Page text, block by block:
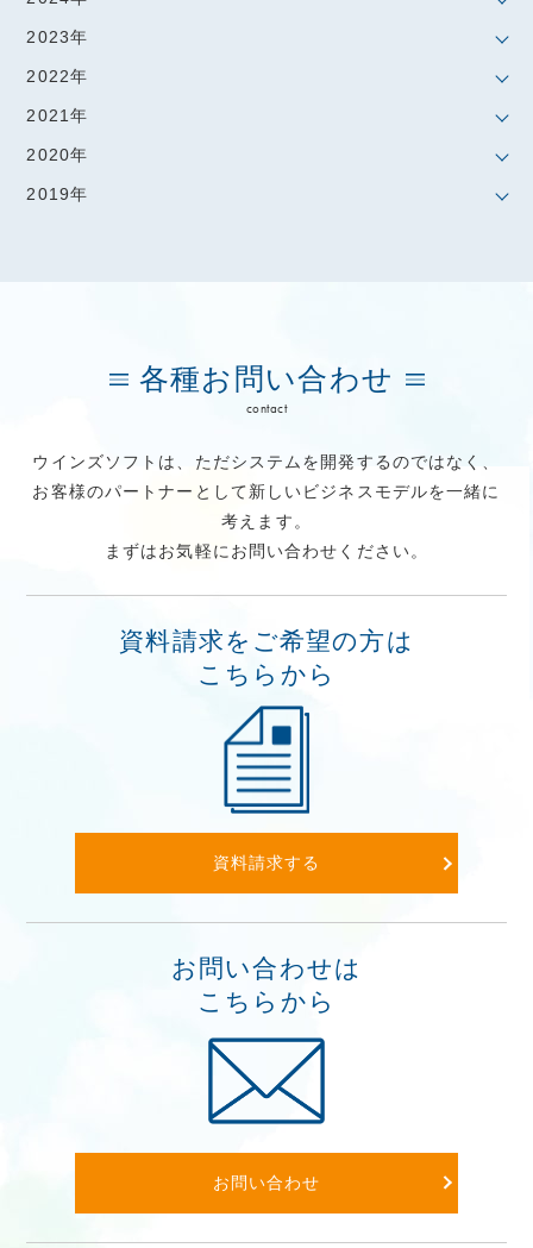
2023年
2022年
2021年
2020年
2019年
各種お問い合わせ
contact
ウインズソフトは、ただシステムを開発するのではなく、
お客様のパートナーとして新しいビジネスモデルを一緒に
考えます。
まずはお気軽にお問い合わせください。
資料請求をご希望の方は
こちらから
資料請求する
お問い合わせは
こちらから
お問い合わせ